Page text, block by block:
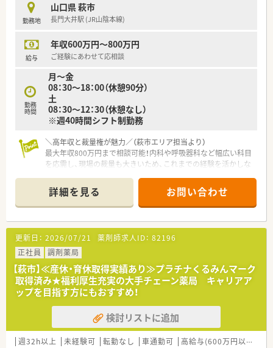
勤務地
山口県 萩市
長門大井駅 (JR山陰本線)
給与
年収600万円～800万円
ご経験にあわせて応相談
勤務
時間
月～金
08：30～18：00（休憩90分）
土
08：30～12：30（休憩なし）
※週40時間シフト制勤務
＼高年収と裁量権が魅力／（萩市エリア担当より）
最大年収800万円まで相談可能！内科や呼吸器科など幅広い科目
を応需し、現場の裁量も大きいため、これまでの経験を活かしな
＊------------------------------------------＊
【店舗情報と応需状況について】
■長門大井駅より徒歩7分ほどの立地にあり、マイカー通勤も可
能で毎日の通勤に大変便利な環境が整っております。
■内科や呼吸器科や循環器科や整形外科といった幅広い科目の
処方箋を応需しており、専門知識を深められる環境です。
■1日あたりの処方箋枚数は約70枚となっており、居宅の在宅医
療にも対応しながら地域に貢献している薬局です。
【募集背景と求める人物像について】
■現在ご勤務されている薬剤師の退職予定に伴い、新たなスタッ
フをお迎えするための欠員補充の募集を行っております。
■高水準の年収をご提示できるため、地域に根ざして長期的な就
業を希望される意欲的な薬剤師を歓迎しております。
■社長は個人の裁量を尊重する方針であり、自発的に業務へ取り
詳細を見る お問い合わせ
更新日： 2026/07/21 薬剤師求人ID： 82196
正社員
調剤薬局
【萩市】≪産休・育休取得実績あり≫プラチナくるみんマーク
取得済み★福利厚生充実の大手チェーン薬局 キャリアア
ップを目指す方にもおすすめ！
検討リストに追加
週32h以上 未経験可 転勤なし 車通勤可 高給与(600万円以上)